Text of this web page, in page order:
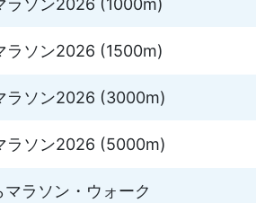
ラソン2026 (1000m)
ラソン2026 (1500m)
ラソン2026 (3000m)
ラソン2026 (5000m)
ラソン・ウォーク